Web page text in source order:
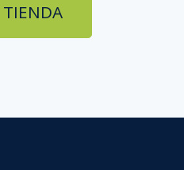
TIENDA